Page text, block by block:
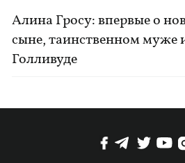
Алина Гросу: впервые о
сыне, таинственном муже
Голливуде